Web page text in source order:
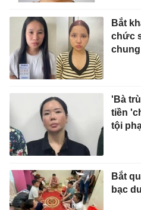
Bắt
chức
'Bà
tiền
tội
Bắt
bạc